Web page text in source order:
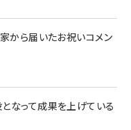
から届いたお祝いコメン
なって成果を上げている